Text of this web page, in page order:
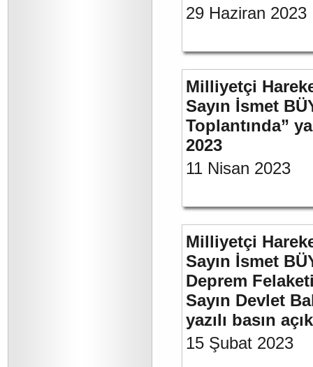
29 Haziran 2023
Milliyetçi
Sayın İsmet
Toplantında”
2023
11 Nisan 2023
Milliyetçi
Sayın İsmet
Deprem
Sayın Devlet
yazılı basın
15 Şubat 2023